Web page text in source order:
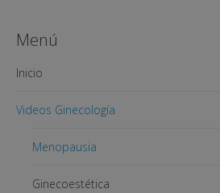
Menú
Inicio
Videos Ginecología
Menopausia
Ginecoestética